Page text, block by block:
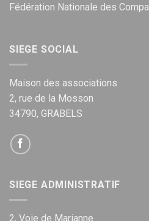
Fédération Nationale des
SIEGE SOCIAL
Maison des associations
2, rue de la Mosson
34790, GRABELS
SIEGE ADMINISTRATIF
2, Voie de Marianne